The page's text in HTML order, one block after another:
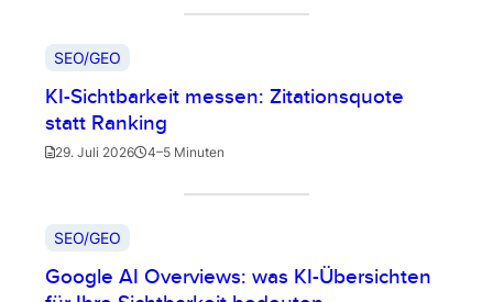
SEO/GEO
KI-Sichtbarkeit messen: Zitationsquote
statt Ranking
29. Juli 2026 4–5 Minuten
SEO/GEO
Google AI Overviews: was KI-Übersichten